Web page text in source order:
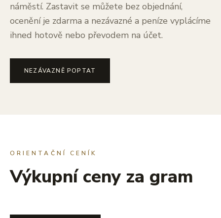
náměstí. Zastavit se můžete bez objednání,
ocenění je zdarma a nezávazné a peníze vyplácíme
ihned hotově nebo převodem na účet.
NEZÁVAZNĚ POPTAT
ORIENTAČNÍ CENÍK
Výkupní ceny za gram